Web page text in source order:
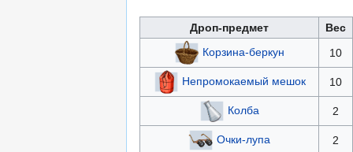
Дроп-предмет
Вес
Корзина-беркун
10
Непромокаемый мешок 10
Колба 2
Очки-лупа 2